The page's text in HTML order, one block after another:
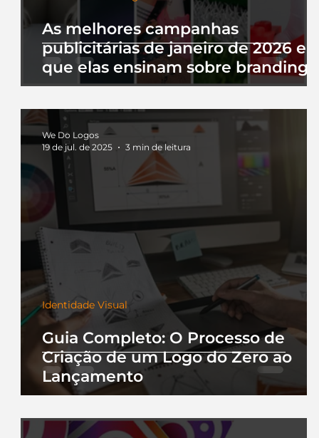
As melhores campanhas
publicitárias de janeiro de 2026 e
que elas ensinam sobre branding
Guia Completo: O Processo de
Criação de um Logo do Zero ao
Lançamento
Identidade Visual
We Do Logos
19 de jul. de 2025
3 min de leitura